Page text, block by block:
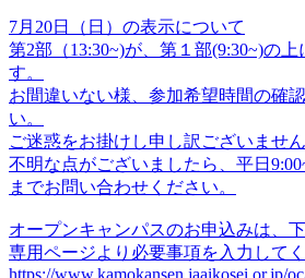
7月20日（日）の表示について
第2部（13:30~)が、第１部(9:30~)の
す。
お間違いない様、参加希望時間の確
い。
ご迷惑をお掛けし申し訳ございません
不明な点がございましたら、平日
までお問い合わせください。
オープンキャンパスのお申込みは、
専用ページより必要事項を入力してく